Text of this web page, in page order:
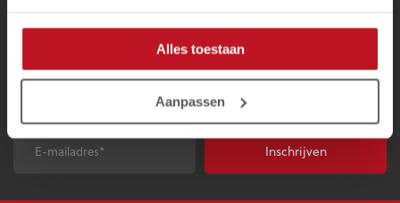
Alles toestaan
Aanpassen
MELD JE AAN VOOR ONZE NIEUWSBRIEF!
KORTINGEN, ADVIES, TIPS & TRICKS EN NOG VEEL MEER!
Achternaam